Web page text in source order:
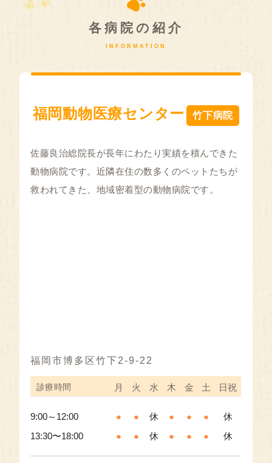
各病院の紹介
INFORMATION
福岡動物医療センター 竹下病院
佐藤良治総院長が長年にわたり実績を積んできた
動物病院です。近隣在住の数多くのペットたちが
救われてきた、地域密着型の動物病院です。
福岡市博多区竹下2-9-22
診療時間 月 火 水 木 金 土 日祝
9:00～12:00 ● ● 休 ● ● ●
休
13:30〜18:00
● ● 休 ● ● ● 休